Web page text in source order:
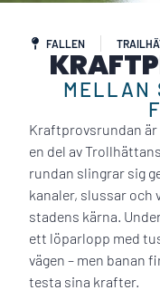
FALLEN
MELLAN
Kraftprovsrundan är
en del av
rundan slingrar sig
kanaler, slussar och
stadens kärna.
ett löparlopp med
vägen – men banan
testa sina krafter.